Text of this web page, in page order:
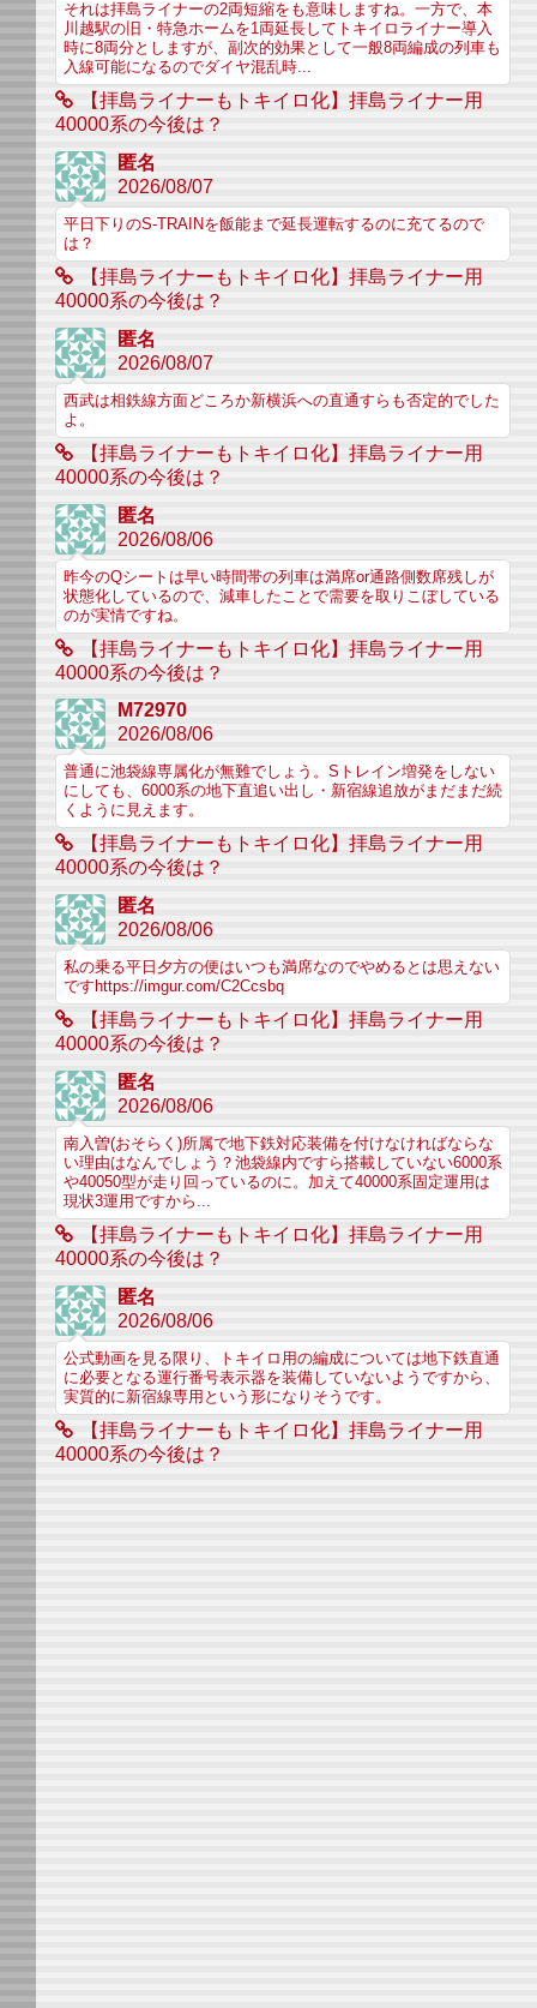
それは拝島ライナーの2両短縮をも意味しますね。一方で、本
川越駅の旧・特急ホームを1両延長してトキイロライナー導入
時に8両分としますが、副次的効果として一般8両編成の列車も
入線可能になるのでダイヤ混乱時...
【拝島ライナーもトキイロ化】拝島ライナー用
40000系の今後は？
匿名
2026/08/07
平日下りのS-TRAINを飯能まで延長運転するのに充てるので
は？
【拝島ライナーもトキイロ化】拝島ライナー用
40000系の今後は？
匿名
2026/08/07
西武は相鉄線方面どころか新横浜への直通すらも否定的でした
よ。
【拝島ライナーもトキイロ化】拝島ライナー用
40000系の今後は？
匿名
2026/08/06
昨今のQシートは早い時間帯の列車は満席or通路側数席残しが
状態化しているので、減車したことで需要を取りこぼしている
のが実情ですね。
【拝島ライナーもトキイロ化】拝島ライナー用
40000系の今後は？
M72970
2026/08/06
普通に池袋線専属化が無難でしょう。Sトレイン増発をしない
にしても、6000系の地下直追い出し・新宿線追放がまだまだ続
くように見えます。
【拝島ライナーもトキイロ化】拝島ライナー用
40000系の今後は？
匿名
2026/08/06
私の乗る平日夕方の便はいつも満席なのでやめるとは思えない
ですhttps://imgur.com/C2Ccsbq
【拝島ライナーもトキイロ化】拝島ライナー用
40000系の今後は？
匿名
2026/08/06
南入曽(おそらく)所属で地下鉄対応装備を付けなければならな
い理由はなんでしょう？池袋線内ですら搭載していない6000系
や40050型が走り回っているのに。加えて40000系固定運用は
現状3運用ですから...
【拝島ライナーもトキイロ化】拝島ライナー用
40000系の今後は？
匿名
2026/08/06
公式動画を見る限り、トキイロ用の編成については地下鉄直通
に必要となる運行番号表示器を装備していないようですから、
実質的に新宿線専用という形になりそうです。
【拝島ライナーもトキイロ化】拝島ライナー用
40000系の今後は？